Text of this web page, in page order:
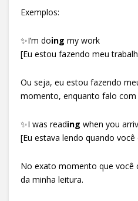
Exemplos:
✨I’m doing my work
[Eu estou fazendo meu
Ou seja, eu estou fazendo
momento, enquanto falo com
✨I was reading when you
[Eu estava lendo quando você
No exato momento que você
da minha leitura.